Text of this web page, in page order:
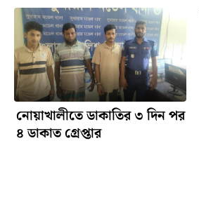
নোয়াখালীতে ডাকাতির ৩ দিন পর
৪ ডাকাত গ্রেপ্তার